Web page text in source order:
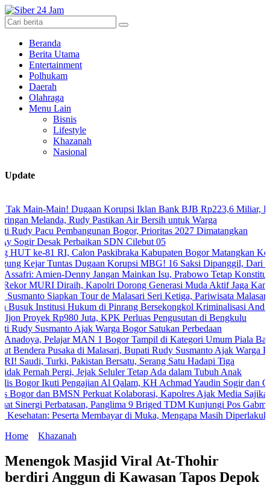
Beranda
Berita Utama
Entertainment
Polhukam
Daerah
Olahraga
Menu Lain
Bisnis
Lifestyle
Khazanah
Nasional
Update
Main! Dugaan Korupsi Iklan Bank BJB Rp223,6 Miliar, Para
Rudy Pastikan Air Bersih untuk Warga
Pembangunan Bogor, Prioritas 2027 Dimatangkan
Perbaikan SDN Cilebut 05
81 RI, Calon Paskibraka Kabupaten Bogor Matangkan Kesiapan
Tuntas Dugaan Korupsi MBG! 16 Saksi Dipanggil, Dari Tenaga
Denny Jangan Mainkan Isu, Prabowo Tetap Konstitusional
Diraih, Kapolri Dorong Generasi Muda Aktif Jaga Kamtibmas
Siapkan Tour de Malasari Seri Ketiga, Pariwisata Malasari Digenjot
Hukum di Pinrang Bersekongkol Kriminalisasi Andi Edi
Rp980 Juta, KPK Perluas Pengusutan di Bengkulu
Ajak Warga Bogor Satukan Perbedaan
Pelajar MAN 1 Bogor Tampil di Kategori Umum Piala Bank Jakarta
Pusaka di Malasari, Bupati Rudy Susmanto Ajak Warga Perkuat
Turki, Pakistan Bersatu, Serang Satu Hadapi Tiga
Pergi, Jejak Seluler Tetap Ada dalam Tubuh Anak
Ikuti Pengajian Al Qalam, KH Achmad Yaudin Sogir dan Gus
BMSN Perkuat Kolaborasi, Kapolres Ajak Media Sajikan
Perbatasan, Panglima 9 Briged TDM Kunjungi Pos Gabma Temajuk
Peserta Membayar di Muka, Mengapa Masih Diperlakukan
Home
Khazanah
Menengok Masjid Viral At-Thohir
berdiri Anggun di Kawasan Tapos Depok